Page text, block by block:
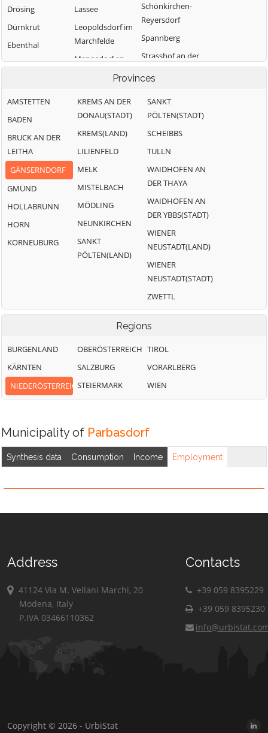
Drösing
Dürnkrut
Ebenthal
Eckartsau
Gänserndorf
Glinzendorf
Groß-Enzersdorf
Groß-
Schweinbarth
Lassee
Leopoldsdorf im
Marchfelde
Mannsdorf an
Raggendorf
Zaya
Obersiebenbrunn
Orth an der
Donau
Schönkirchen-
Reyersdorf
Spannberg
Strasshof an der
Nordbahn
Weinviertel
Untersiebenbrunn
Velm-Götzendorf
Weiden an der
March
Weikendorf
Zistersdorf
Provinces
AMSTETTEN
BADEN
BRUCK AN DER
LEITHA
GÄNSERNDORF
GMÜND
HOLLABRUNN
HORN
KORNEUBURG
KREMS AN DER
DONAU(STADT)
KREMS(LAND)
LILIENFELD
MELK
MISTELBACH
MÖDLING
NEUNKIRCHEN
SANKT
PÖLTEN(LAND)
SANKT
PÖLTEN(STADT)
SCHEIBBS
TULLN
WAIDHOFEN AN
DER THAYA
WAIDHOFEN AN
DER YBBS(STADT)
WIENER
NEUSTADT(LAND)
WIENER
NEUSTADT(STADT)
ZWETTL
Regions
BURGENLAND
KÄRNTEN
NIEDERÖSTERREICH
OBERÖSTERREICH
SALZBURG
STEIERMARK
TIROL
VORARLBERG
WIEN
Municipality of Parbasdorf
Synthesis data Consumption Income Employment
Address
41124 Via M. Vellani Marchi, 20
Modena, Italy
P.IVA 03466110362
Contacts
+39 059 8395229
+39 059 8395230
Copyright © 2026 - UrbiStat